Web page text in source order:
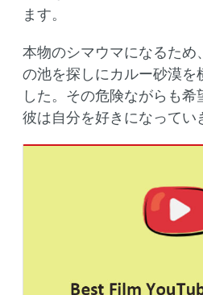
ます。
本物のシマウマになるため
の池を探しにカルー砂漠を
した。その危険ながらも希
彼は自分を好きになってい